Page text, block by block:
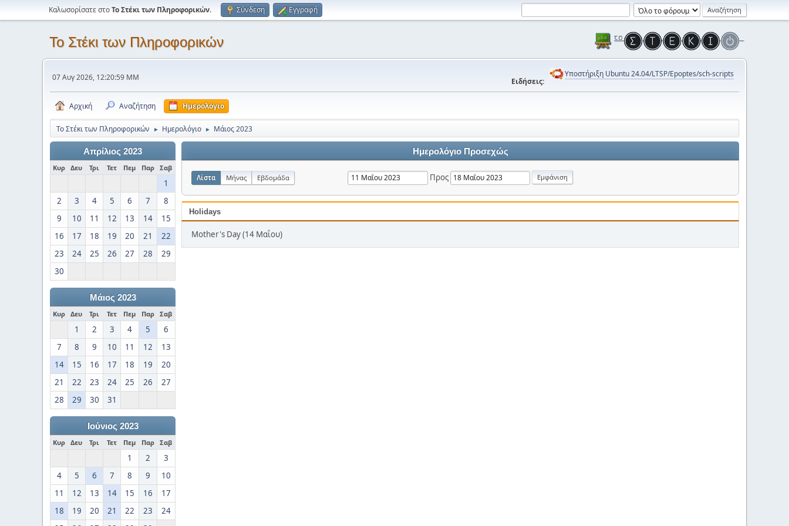
Καλωσορίσατε στοΤο Στέκι των Πληροφορικών. Σύνδεση Εγγραφή
Το Στέκι των Πληροφορικών
07 Αυγ 2026, 12:20:59 ΜΜ Ειδήσεις:
Υποστήριξη Ubuntu 24.04/LTSP/Epoptes/sch-scripts
Αρχική Αναζήτηση Ημερολόγιο
Το Στέκι των Πληροφορικών ► Ημερολόγιο ► Μάιος 2023
Απρίλιος 2023
Κυρ Δευ Τρι Τετ Πεμ Παρ Σαβ
1
2
3 4 5 6 7
8
9
10 11 12 13 14
15
16
17 18 19 20 21
22
23
24 25 26 27 28
29
30
Μάιος 2023
Κυρ Δευ Τρι Τετ Πεμ Παρ Σαβ
1 2 3 4 5
6
7
8 9 10 11 12
13
14
15 16 17 18 19
20
21
22 23 24 25 26
27
28
29 30 31
Ιούνιος 2023
Κυρ Δευ Τρι Τετ Πεμ Παρ Σαβ
1 2
3
4
5 6 7 8 9
10
11
12 13 14 15 16
17
18
19 20 21 22 23
24
Ημερολόγιο Προσεχώς
Λίστα Μήνας Εβδομάδα Προς
Holidays
Mother's Day (14 Μαΐου)